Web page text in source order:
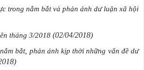
trong nắm bắt và phản ánh dư luận xã hội
tháng 3/2018 (02/04/2018)
bắt, phản ánh kịp thời những vấn đề dư